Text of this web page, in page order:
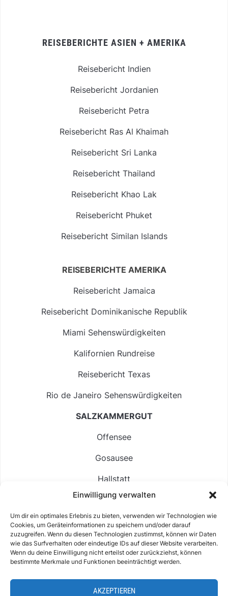
Einwilligung verwalten
Um dir ein optimales Erlebnis zu bieten, verwenden wir Technologien wie
Cookies, um Geräteinformationen zu speichern und/oder darauf
zuzugreifen. Wenn du diesen Technologien zustimmst, können wir Daten
wie das Surfverhalten oder eindeutige IDs auf dieser Website verarbeiten.
Wenn du deine Einwilligung nicht erteilst oder zurückziehst, können
bestimmte Merkmale und Funktionen beeinträchtigt werden.
AKZEPTIEREN
REISEBERICHTE ASIEN + AMERIKA
Reisebericht Indien
Reisebericht Jordanien
Reisebericht Petra
Reisebericht Ras Al Khaimah
Reisebericht Sri Lanka
Reisebericht Thailand
Reisebericht Khao Lak
Reisebericht Phuket
Reisebericht Similan Islands
REISEBERICHTE AMERIKA
Reisebericht Jamaica
Reisebericht Dominikanische Republik
Miami Sehenswürdigkeiten
Kalifornien Rundreise
Reisebericht Texas
Rio de Janeiro Sehenswürdigkeiten
SALZKAMMERGUT
Offensee
Gosausee
Hallstatt
Langbathsee
Altausseer See
Hintersee
IMPRESSUM & KONTAKT